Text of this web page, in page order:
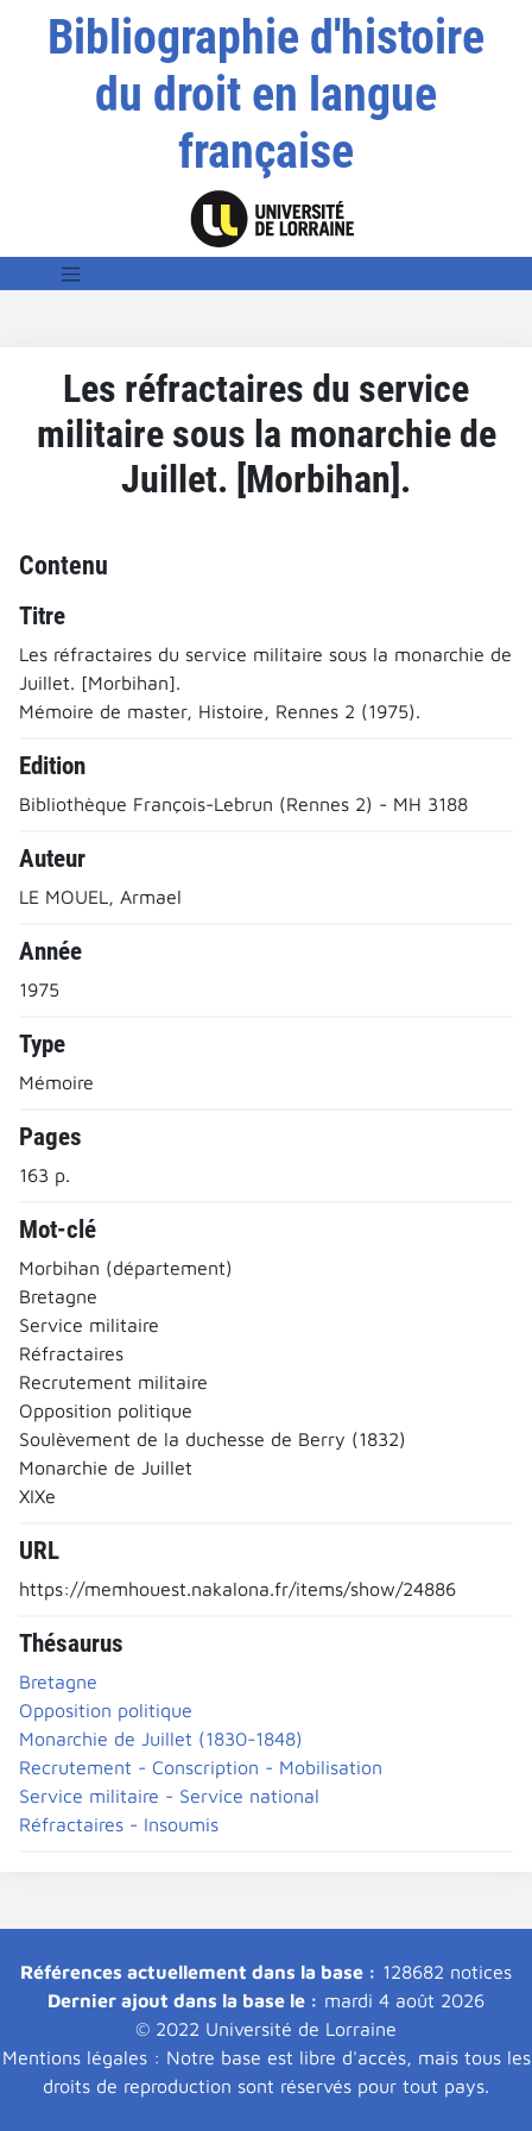
Bibliographie d'histoire
du droit en langue
française
Les réfractaires du service
militaire sous la monarchie de
Juillet. [Morbihan].
Contenu
Titre
Les réfractaires du service militaire sous la monarchie de
Juillet. [Morbihan].
Mémoire de master, Histoire, Rennes 2 (1975).
Edition
Bibliothèque François-Lebrun (Rennes 2) - MH 3188
Auteur
LE MOUEL, Armael
Année
1975
Type
Mémoire
Pages
163 p.
Mot-clé
Morbihan (département)
Bretagne
Service militaire
Réfractaires
Recrutement militaire
Opposition politique
Soulèvement de la duchesse de Berry (1832)
Monarchie de Juillet
XIXe
URL
https://memhouest.nakalona.fr/items/show/24886
Thésaurus
Bretagne
Opposition politique
Monarchie de Juillet (1830-1848)
Recrutement - Conscription - Mobilisation
Service militaire - Service national
Réfractaires - Insoumis
Références actuellement dans la base : 128682 notices
Dernier ajout dans la base le : mardi 4 août 2026
© 2022 Université de Lorraine
Mentions légales : Notre base est libre d'accès, mais tous les
droits de reproduction sont réservés pour tout pays.